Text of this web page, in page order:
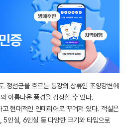
정선군을 흐르는 동강의 상류인 조양강변에
아름다운 풍경을 감상할 수 있다.
현대적인 인테리어로 꾸며져 있다. 객실은
인실, 6인실 등 다양한 크기와 타입으로